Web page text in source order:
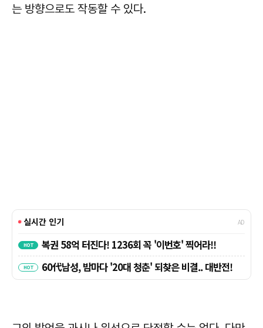
는 방향으로도 작동할 수 있다.